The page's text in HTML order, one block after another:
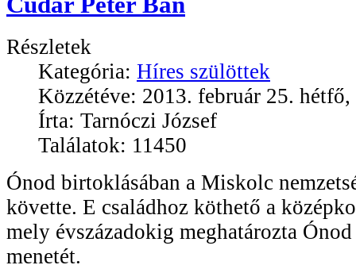
Részletek
Kategória: Híres szülöttek
Közzétéve: 2013. február 25.
Írta: Tarnóczi József
Találatok: 11450
Ónod birtoklásában a Miskolc
követte. E családhoz köthető a
mely évszázadokig meghatározta
menetét.